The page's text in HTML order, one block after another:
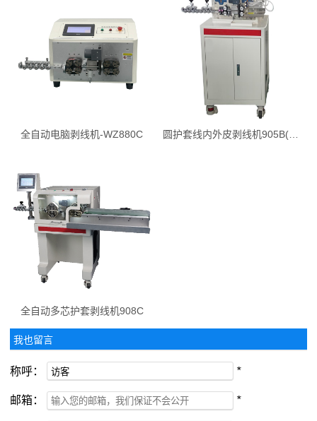
全自动电脑剥线机-WZ880C
全自动多芯护套剥线机908C
我也留言
称呼： *
邮箱： *